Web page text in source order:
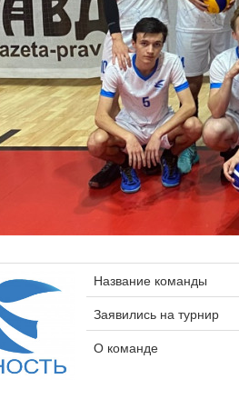
Название команды
Заявились на турнир
О команде